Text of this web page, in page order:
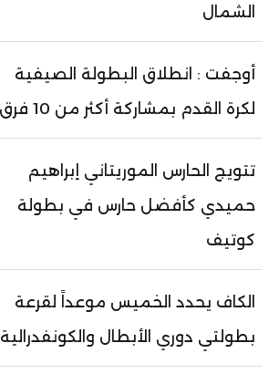
الشمال
أوجفت : انطلاق البطولة الصيفية
لكرة القدم بمشاركة أكثر من 10 فرق
تتويج الحارس الموريتاني إبراهيم
حميدي كأفضل حارس في بطولة
كوتيف
الكاف يحدد الخميس موعداً لقرعة
بطولتي دوري الأبطال والكونفدرالية